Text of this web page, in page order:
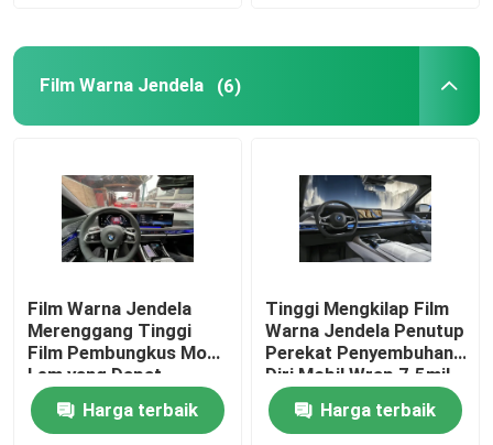
Film Warna Jendela (6)
Film Warna Jendela
Merenggang Tinggi
Film Pembungkus Mobil
Lem yang Dapat
Dilepas
Harga terbaik
Tinggi Mengkilap Film
Warna Jendela Penutup
Perekat Penyembuhan
Diri Mobil Wrap 7.5mil
Harga terbaik